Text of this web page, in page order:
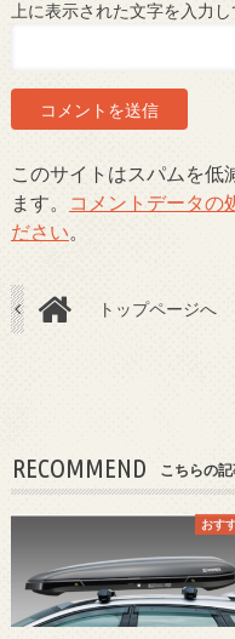
上に表示された文字を入力し
このサイトはスパムを低
ます。
コメントデータの
ださい。
トップページへ
RECOMMEND こちらの記
おす